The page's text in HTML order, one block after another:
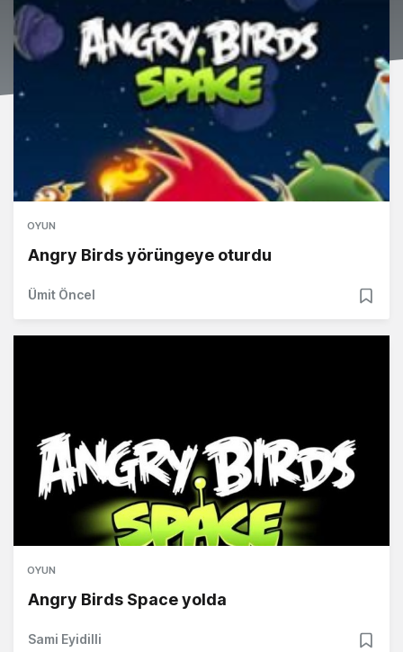
OYUN
Angry Birds yörüngeye oturdu
Ümit Öncel
OYUN
Angry Birds Space yolda
Sami Eyidilli